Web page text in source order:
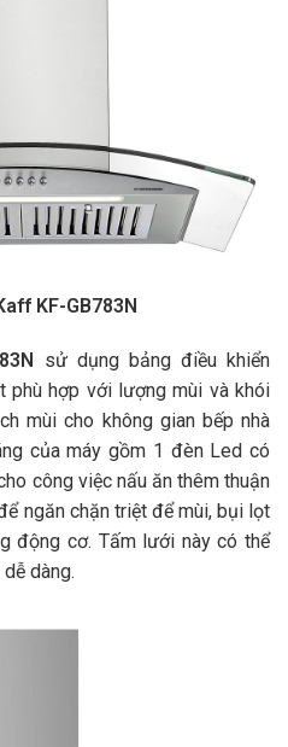
KF-GB783N
sử dụng bảng điều khiển
phù hợp với lượng mùi và khói
mùi cho không gian bếp nhà
của máy gồm 1 đèn Led có
công việc nấu ăn thêm thuận
ngăn chặn triệt để mùi, bụi lọt
động cơ. Tấm lưới này có thể
dàng.